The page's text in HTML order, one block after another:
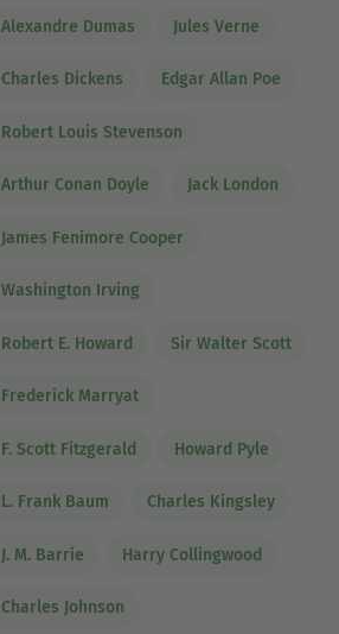
Alexandre Dumas Jules Verne
Charles Dickens Edgar Allan Poe
Robert Louis Stevenson
Arthur Conan Doyle Jack London
James Fenimore Cooper
Washington Irving
Robert E. Howard Sir Walter Scott
Frederick Marryat
F. Scott Fitzgerald Howard Pyle
L. Frank Baum Charles Kingsley
J. M. Barrie Harry Collingwood
Charles Johnson